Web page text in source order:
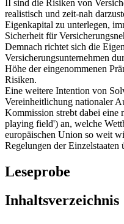
II sind die Risiken von
realistisch und zeit-nah
Eigenkapital zu unterlegen,
Sicherheit für
Demnach richtet sich die
Versicherungsunternehmen
Höhe der eingenommenen
Risiken.
Eine weitere Intention von
Vereinheitlichung nationaler
Kommission strebt dabei eine
playing field') an, welche
europäischen Union so weit
Regelungen der Einzelstaaten
Leseprobe
Inhaltsverzeichnis